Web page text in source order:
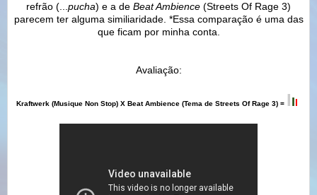
refrão (... pucha) e a de Beat Ambience (Streets Of Rage 3)
parecem ter alguma similiaridade. *Essa comparação é uma das
que ficam por minha conta.
Avaliação:
Kraftwerk (Musique Non Stop) X Beat Ambience (Tema de Streets Of Rage 3) = III